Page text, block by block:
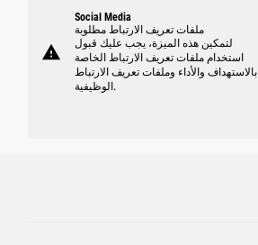
warning
Social Media
ملفات تعريف الارتباط مطلوبة
لتمكين هذه الميزة، يجب عليك قبول
استخدام ملفات تعريف الارتباط الخاصة
بالاستهداف والأداء وملفات تعريف الارتباط
الوظيفية.